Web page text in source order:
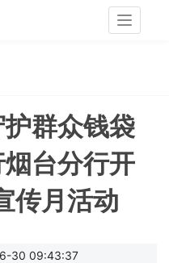
Toggle
群众钱袋
台分行开
传月活动
30 09:43:37